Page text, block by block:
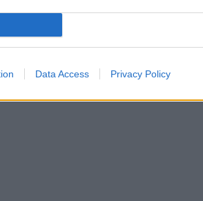
Data Access Privacy Policy